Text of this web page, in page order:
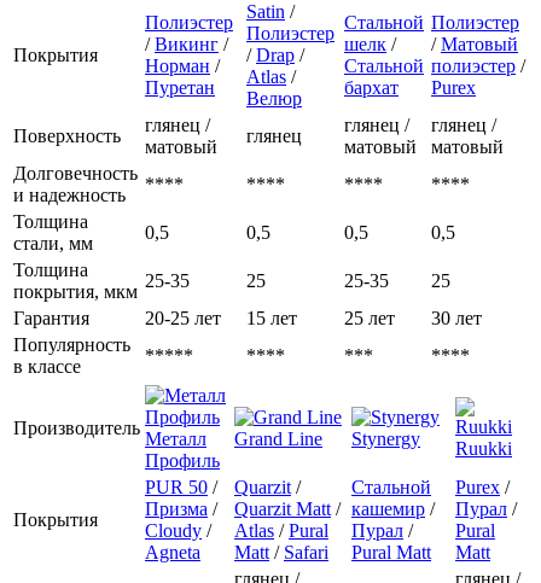
Покрытия
Полиэстер
/Викинг /
Норман /
Пуретан
Satin /
Полиэстер
/Drap /
Atlas /
Велюр
Стальной
шелк /
Стальной
бархат
Полиэстер
/Матовый
полиэстер /
Purex
Поверхность
глянец /
матовый
глянец
глянец /
матовый
глянец /
матовый
Долговечность
и надежность
**** **** ****
****
Толщина
стали, мм
0,5 0,5 0,5
0,5
Толщина
покрытия, мкм
25-35 25 25-35
25
Гарантия
20-25 лет 15 лет 25 лет
30 лет
Популярность
в классе
***** **** *** ****
Производитель
Металл
Профиль
Grand Line Stynergy Ruukki
Покрытия
PUR 50 /
Призма /
Cloudy /
Agneta
Quarzit /
Quarzit Matt /
Atlas /Pural
Matt / Safari
Стальной
кашемир /
Пурал /
Pural Matt
Purex /
Пурал /
Pural
Matt